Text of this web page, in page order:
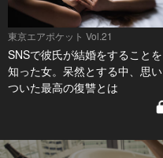
東京エアポケット Vol.21
SNSで彼氏が結婚をすることを
知った女。呆然とする中、思い
ついた最高の復讐とは